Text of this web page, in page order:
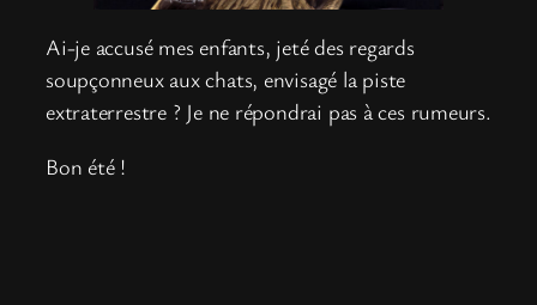
Ai-je accusé mes enfants, jeté des regards
soupçonneux aux chats, envisagé la piste
extraterrestre ? Je ne répondrai pas à ces rumeurs.
Bon été !